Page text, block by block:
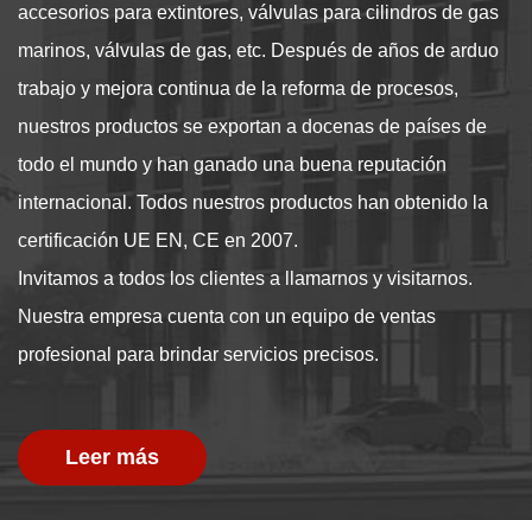
accesorios para extintores, válvulas para cilindros de gas
marinos, válvulas de gas, etc. Después de años de arduo
trabajo y mejora continua de la reforma de procesos,
nuestros productos se exportan a docenas de países de
todo el mundo y han ganado una buena reputación
internacional. Todos nuestros productos han obtenido la
certificación UE EN, CE en 2007.
Invitamos a todos los clientes a llamarnos y visitarnos.
Nuestra empresa cuenta con un equipo de ventas
profesional para brindar servicios precisos.
Leer más